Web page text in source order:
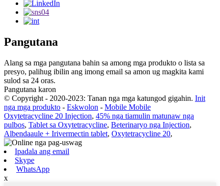
Pangutana
Alang sa mga pangutana bahin sa among mga produkto o lista sa
presyo, palihug ibilin ang imong email sa amon ug magkita kami
sulod sa 24 oras.
Pangutana karon
© Copyright - 2020-2023: Tanan nga mga katungod gigahin. Init
nga mga produkto - Eskwolon - Mobile Mobile
Oxytetracycline 20 Injection, 45% nga tiamulin matunaw nga
pulbos, Tablet sa Oxytetracycline, Beterinaryo nga Injection,
Albendaaule + Irivermectin tablet, Oxytetracycline 20,
Ipadala ang email
Skype
WhatsApp
x